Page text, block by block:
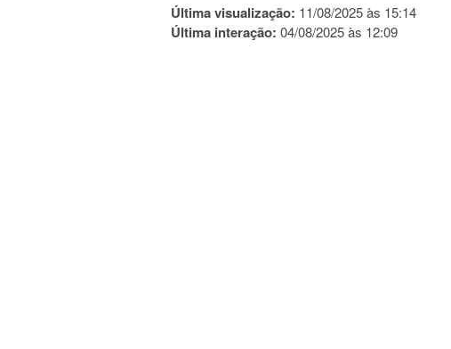
Última visualização: 11/08/2025 às 15:14
Última interação: 04/08/2025 às 12:09